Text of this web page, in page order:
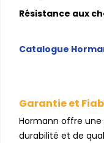
Résistance aux
Catalogue
Garantie et
Hormann offre une
durabilité et de